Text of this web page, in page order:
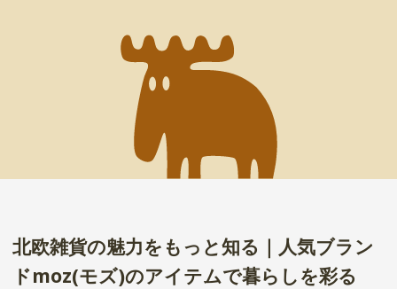
北欧雑貨の魅力をもっと知る｜人気ブラン
ドmoz(モズ)のアイテムで暮らしを彩る